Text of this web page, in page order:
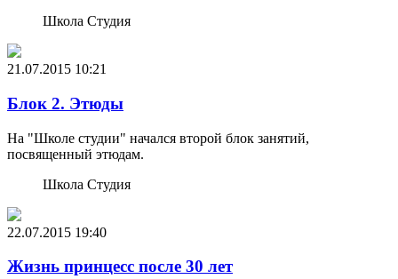
Школа Студия
21.07.2015 10:21
Блок 2. Этюды
На "Школе студии" начался второй блок занятий,
посвященный этюдам.
Школа Студия
22.07.2015 19:40
Жизнь принцесс после 30 лет